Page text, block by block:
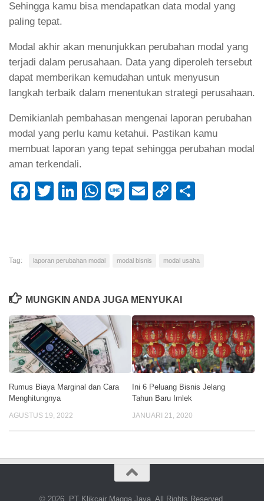
Sehingga kamu bisa mendapatkan data modal yang
paling tepat.
Modal akhir akan menunjukkan perubahan modal yang
terjadi dalam perusahaan. Data yang diperoleh tersebut
dapat memberikan kemudahan untuk menyusun
langkah terbaik dalam menentukan strategi perusahaan.
Demikianlah pembahasan mengenai laporan perubahan
modal yang perlu kamu ketahui. Pastikan kamu
membuat laporan yang tepat sehingga perubahan modal
aman terkendali.
Facebook
Twitter
LinkedIn
WhatsApp
LineEmailCopy
Tag: laporan perubahan modal modal bisnis modal usaha
MUNGKIN ANDA JUGA MENYUKAI
Rumus Biaya Marginal dan Cara
Menghitungnya
AGUSTUS 19, 2022
Ini 6 Peluang Bisnis Jelang
Tahun Baru Imlek
JANUARI 21, 2020
© 2026. PT Klikcair Magga Jaya. All Rights Reserved.